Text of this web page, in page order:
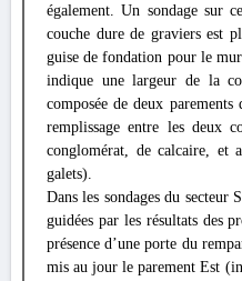
également. Un sondage sur
couche dure de graviers est
guise de fondation pour le
indique une largeur de la
composée de deux
remplissage entre les deux
conglomérat, de calcaire, et
galets).
Dans les sondages du secteur
guidées par les résultats des
présence d’une porte du
mis au jour le parement Est